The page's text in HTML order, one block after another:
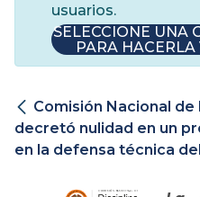
usuarios.
SELECCIONE UNA
PARA HACERLA
Comisión Nacional de
decretó nulidad en un
en la defensa técnica